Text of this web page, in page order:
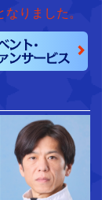
りました。